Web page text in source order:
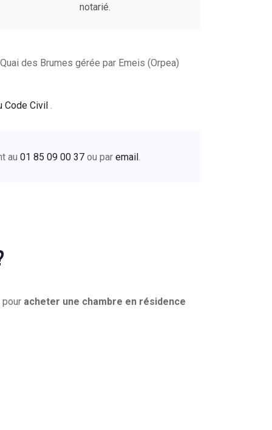
notarié.
des Brumes gérée par Emeis (Orpea)
Code Civil
au 01 85 09 00 37 ou par email
acheter une chambre en résidence